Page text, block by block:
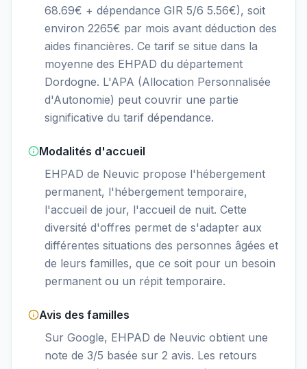
68.69€ + dépendance GIR 5/6 5.56€), soit
environ 2265€ par mois avant déduction des
aides financières. Ce tarif se situe dans la
moyenne des EHPAD du département
Dordogne. L'APA (Allocation Personnalisée
d'Autonomie) peut couvrir une partie
significative du tarif dépendance.
Modalités d'accueil
EHPAD de Neuvic propose l'hébergement
permanent, l'hébergement temporaire,
l'accueil de jour, l'accueil de nuit. Cette
diversité d'offres permet de s'adapter aux
différentes situations des personnes âgées et
de leurs familles, que ce soit pour un besoin
permanent ou un répit temporaire.
Avis des familles
Sur Google, EHPAD de Neuvic obtient une
note de 3/5 basée sur 2 avis. Les retours